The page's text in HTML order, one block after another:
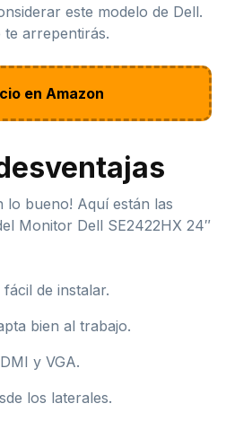
este modelo de Dell.
te arrepentirás.
en Amazon
lo bueno! Aquí están las
Monitor Dell SE2422HX 24″
de instalar.
bien al trabajo.
y VGA.
los laterales.